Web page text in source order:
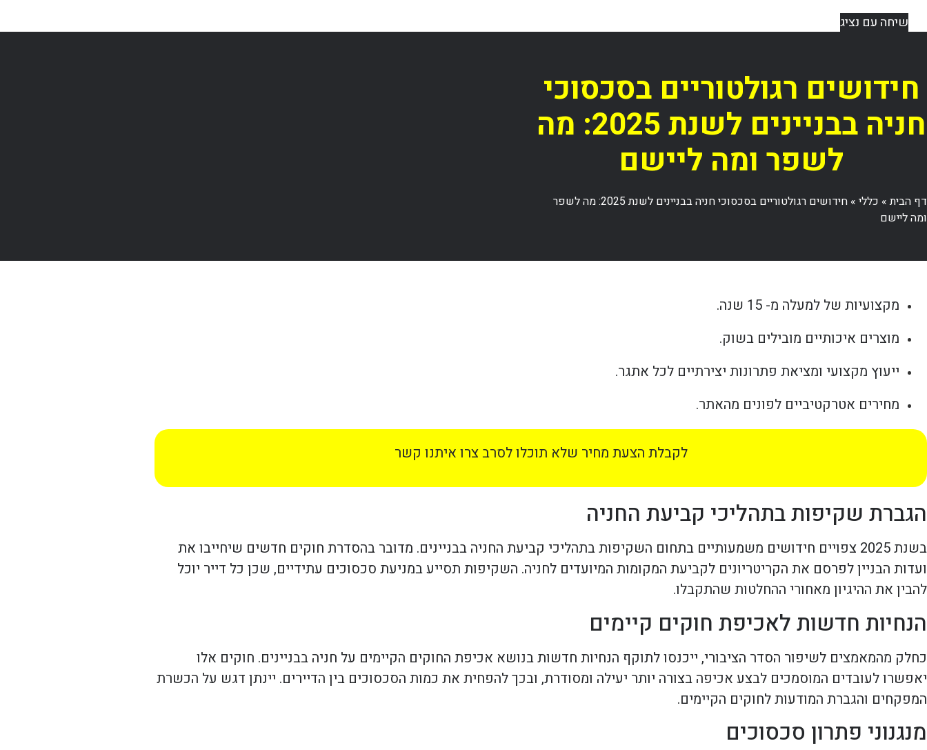
שיחה עם נציג
חידושים רגולטוריים בסכסוכי
חניה בבניינים לשנת 2025: מה
לשפר ומה ליישם
דף הבית» כללי »
חידושים רגולטוריים בסכסוכי חניה בבניינים לשנת 2025: מה לשפר
ומה ליישם
מקצועיות של למעלה מ- 15 שנה.
מוצרים איכותיים מובילים בשוק.
ייעוץ מקצועי ומציאת פתרונות יצירתיים לכל אתגר.
מחירים אטרקטיביים לפונים מהאתר.
לקבלת הצעת מחיר שלא תוכלו לסרב צרו איתנו קשר
הגברת שקיפות בתהליכי קביעת החניה
בשנת 2025 צפויים חידושים משמעותיים בתחום השקיפות בתהליכי קביעת החניה בבניינים. מדובר בהסדרת חוקים חדשים שיחייבו את
ועדות הבניין לפרסם את הקריטריונים לקביעת המקומות המיועדים לחניה. השקיפות תסייע במניעת סכסוכים עתידיים, שכן כל דייר יוכל
להבין את ההיגיון מאחורי ההחלטות שהתקבלו.
הנחיות חדשות לאכיפת חוקים קיימים
כחלק מהמאמצים לשיפור הסדר הציבורי, ייכנסו לתוקף הנחיות חדשות בנושא אכיפת החוקים הקיימים על חניה בבניינים. חוקים אלו
יאפשרו לעובדים המוסמכים לבצע אכיפה בצורה יותר יעילה ומסודרת, ובכך להפחית את כמות הסכסוכים בין הדיירים. יינתן דגש על הכשרת
המפקחים והגברת המודעות לחוקים הקיימים.
מנגנוני פתרון סכסוכים